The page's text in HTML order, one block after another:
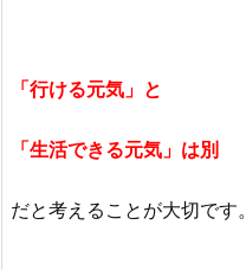
「行ける元気」と
「生活できる元気」は別
だと考えることが大切です。